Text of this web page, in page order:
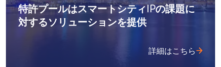
特許プールはスマートシティIPの課題に
対するソリューションを提供
詳細はこちら